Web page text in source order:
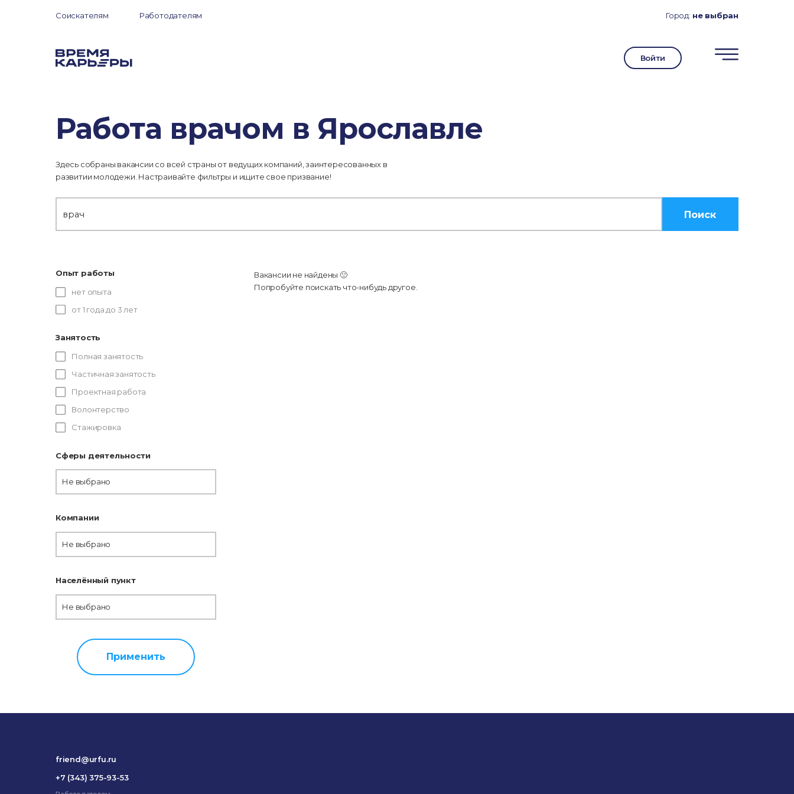
Соискателям Работодателям Город: не выбран
Войти
Работа врачом в Ярославле
Здесь собраны вакансии со всей страны от ведущих компаний, заинтересованных в
развитии молодежи. Настраивайте фильтры и ищите свое призвание!
Поиск
Опыт работы
нет опыта
от 1 года до 3 лет
Занятость
Полная занятость
Частичная занятость
Проектная работа
Волонтерство
Стажировка
Сферы деятельности
Не выбрано
Компании
Не выбрано
Населённый пункт
Не выбрано
Применить
Вакансии не найдены 🙁
Попробуйте поискать что-нибудь другое.
friend@urfu.ru
+7 (343) 375-93-53